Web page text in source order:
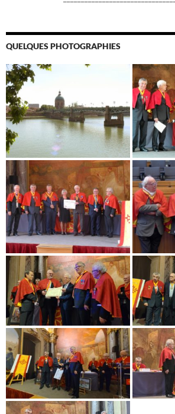
QUELQUES PHOTOGRAPHIES